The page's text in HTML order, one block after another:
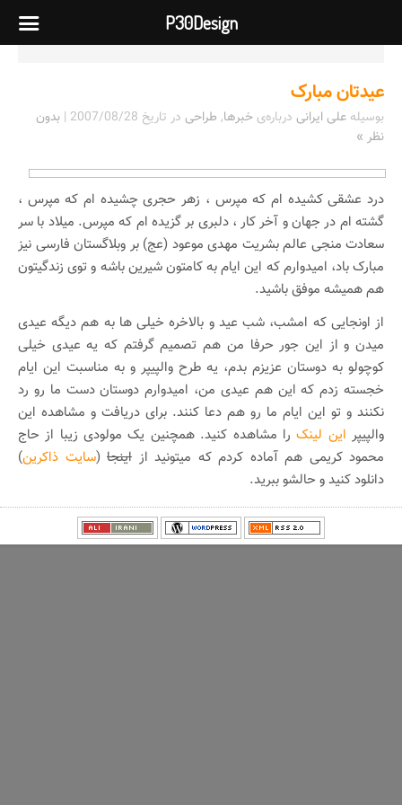
عیدتان مبارک
بوسیله علی ایرانی درباره‌ی خبرها, طراحی در تاریخ 2007/08/28
| بدون
نظر »
درد عشقی کشیده ام که مپرس ، زهر حجری چشیده ام که مپرس ،
گشته ام در جهان و آخر کار ، دلبری بر گزیده ام که مپرس. میلاد با سر
سعادت منجی عالم بشریت مهدی موعود (عج) بر وبلاگستان فارسی نیز
مبارک باد، امیدوارم که این ایام به کامتون شیرین باشه و توی زندگیتون
هم همیشه موفق باشید.
از اونجایی که امشب، شب عید و بالاخره خیلی ها به هم دیگه عیدی
میدن و از این جور حرفا من هم تصمیم گرفتم که یه عیدی خیلی
کوچولو به دوستان عزیزم بدم، یه طرح والپیپر و به مناسبت این ایام
خجسته زدم که این هم عیدی من، امیدوارم دوستان دست ما رو رد
نکنند و تو این ایام ما رو هم دعا کنند. برای دریافت و مشاهده این
والپیپر این لینکرا مشاهده کنید. همچنین یک مولودی زیبا از حاج
محمود کریمی هم آماده کردم که میتونید از اینجا (سایت ذاکرین)
دانلود کنید و حالشو ببرید.
P30Design